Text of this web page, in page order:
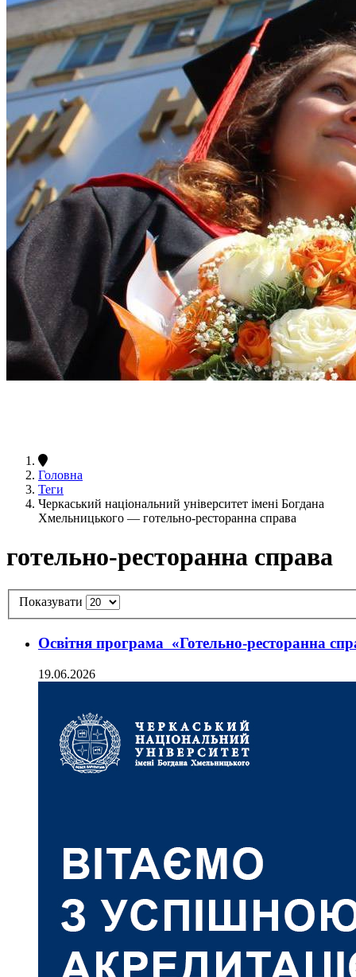
Головна
Теги
Черкаський національний університет імені Богдана
Хмельницького — готельно-ресторанна справа
готельно-ресторанна справа
Показувати
Освітня програма «Готельно-ресторанна
19.06.2026